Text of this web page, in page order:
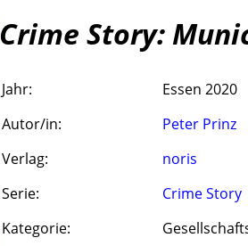
Crime Story:
Jahr:
Essen 2020
Autor/in:
Peter Prinz
Verlag:
noris
Serie:
Crime Story
Kategorie: